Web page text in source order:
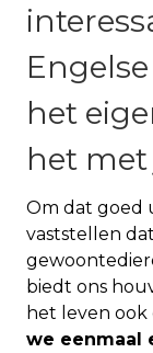
het
het met
Om dat goed
vaststellen
biedt ons
het leven
we eenmaal